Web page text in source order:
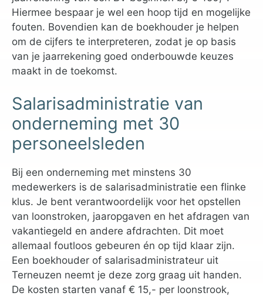
Hiermee bespaar je wel een hoop tijd en mogelijke
fouten. Bovendien kan de boekhouder je helpen
om de cijfers te interpreteren, zodat je op basis
van je jaarrekening goed onderbouwde keuzes
maakt in de toekomst.
Salarisadministratie van
onderneming met 30
personeelsleden
Bij een onderneming met minstens 30
medewerkers is de salarisadministratie een flinke
klus. Je bent verantwoordelijk voor het opstellen
van loonstroken, jaaropgaven en het afdragen van
vakantiegeld en andere afdrachten. Dit moet
allemaal foutloos gebeuren én op tijd klaar zijn.
Een boekhouder of salarisadministrateur uit
Terneuzen neemt je deze zorg graag uit handen.
De kosten starten vanaf € 15,- per loonstrook,